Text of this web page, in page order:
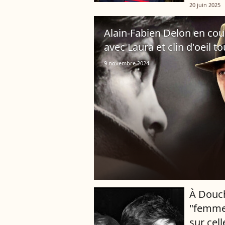
20 juin 2025
Alain-Fabien Delon en
avec Laura et clin d'oeil
9 novembre 2024
À
sur